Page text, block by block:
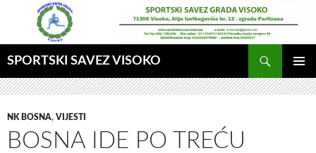
SPORTSKI SAVEZ VISOKO
GLAVNI
MENI
NK BOSNA, VIJESTI
BOSNA IDE PO TREĆU